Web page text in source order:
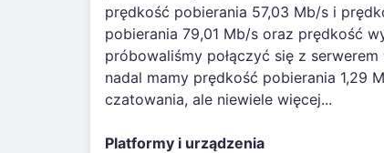
prędkość pobierania 57,03 Mb/s i
pobierania 79,01 Mb/s oraz prędkość
próbowaliśmy połączyć się z
nadal mamy prędkość pobierania 1,29
czatowania, ale niewiele więcej...
Platformy i urządzenia